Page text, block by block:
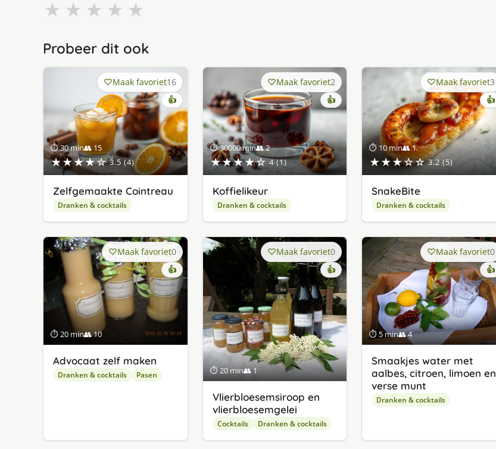
★ ★ ★ ★ ★
Probeer dit ook
⏱ 30 min👥 15
★★★★☆ 3.5 (4)
Maak favoriet16
👍
Zelfgemaakte Cointreau
Dranken & cocktails
⏱ 30000 min👥 2
★★★★☆ 4 (1)
Maak favoriet2
👍
Koffielikeur
Dranken & cocktails
⏱ 10 min👥 1
★★★☆☆ 3.2 (5)
Maak favoriet3
👍
SnakeBite
Dranken & cocktails
⏱ 20 min👥 10
Maak favoriet0
👍
Advocaat zelf maken
Dranken & cocktails Pasen ⏱ 20 min👥 1
Maak favoriet0
👍
Vlierbloesemsiroop en
vlierbloesemgelei
Cocktails Dranken & cocktails
⏱ 5 min👥 4
Maak favoriet0
👍
Smaakjes water met
aalbes, citroen, limoen en
verse munt
Dranken & cocktails